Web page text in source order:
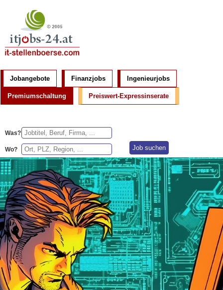
Jobangebote Finanzjobs Ingenieurjobs
Premiumschaltung Preiswert-Expressinserate
Was?
Wo?